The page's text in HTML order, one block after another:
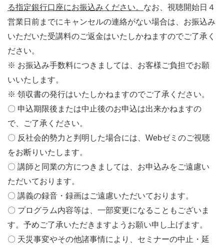
る指定銀行口座にお振込みください。 なお、視聴開始日４
営業日前までにキャンセルの連絡がない場合は、お振込み
いただいた受講料のご返金はいたしかねますのでご了承く
ださい。
※ お振込み手数料につきましては、お客様ご負担でお願
いいたします。
※ 領収書の発行はいたしかねますのでご了承ください。
〇 申込期限後または中止後のお申込は出来かねますの
で、ご了承ください。
〇 反社会的勢力と判明した場合には、 Webゼミのご視聴
をお断りいたします。
〇 講師と同業の方につきましては、お申込みをご遠慮い
ただいております。
〇 講義の録音・録画はご遠慮いただいております。
〇 プログラム内容等は、一部変更になることもございま
す。予めご了承いただきますようお願い申し上げます。
〇 天災事変やその他諸事情により、セミナーの中止・延